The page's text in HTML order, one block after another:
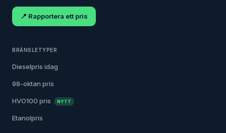
📍 Rapportera ett pris
BRÄNSLETYPER
Dieselpris idag
98-oktan pris
HVO100 pris NYTT
Etanolpris